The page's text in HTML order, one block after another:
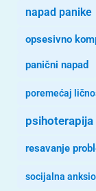
napad panike
opsesivno
panični napad
poremećaj
psihoterapija
resavanje
socijalna